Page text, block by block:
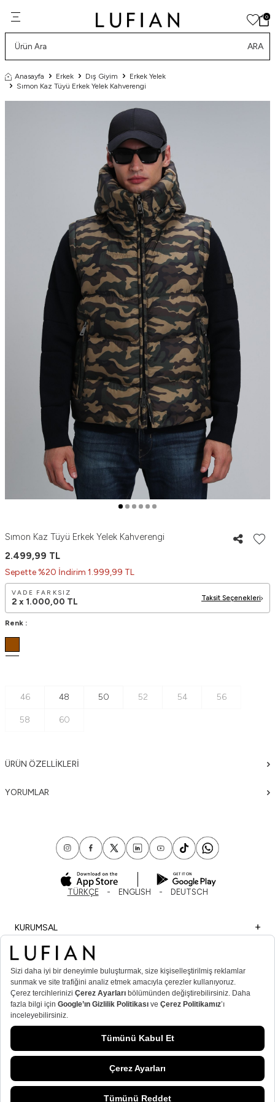
0
ARA
Anasayfa Erkek Dış Giyim
Erkek Yelek
Sımon Kaz Tüyü Erkek Yelek Kahverengi
Sımon Kaz Tüyü Erkek Yelek Kahverengi
2.499,99 TL
Sepette %20 İndirim 1.999,99 TL
VADE FARKSIZ
2 x 1.000,00 TL Taksit Seçenekleri
Renk :
46 48 50 52 54 56
58 60
ÜRÜN ÖZELLIKLERI
YORUMLAR
TÜRKÇE ENGLISH DEUTSCH
KURUMSAL
ALIŞVERİŞ
ÖNEMLİ BİLGİLER
ÜYE
ERKEK POPÜLER KATEGORİLER
KADIN POPÜLER KATEGORİLER
© Lufian.com 2026 Tüm Hakları Saklıdır